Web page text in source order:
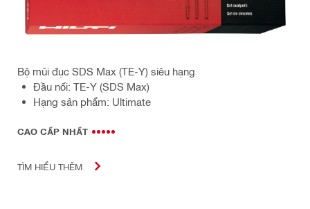
Bộ mũi đục SDS Max (TE-Y) siêu hạng
Đầu nối: TE-Y (SDS Max)
Hạng sản phẩm: Ultimate
CAO CẤP NHẤT
TÌM HIỂU THÊM